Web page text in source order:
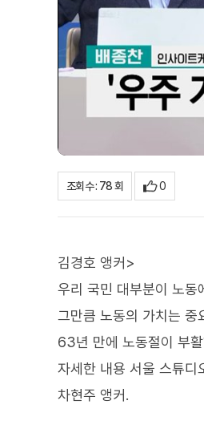
조회수 : 78 회 0
김경호 앵커>
우리 국민 대부분이 노동
그만큼 노동의 가치는 중
63년 만에 노동절이 부
자세한 내용 서울 스튜디
차현주 앵커.